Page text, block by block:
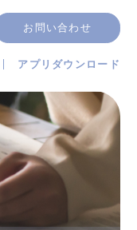
お問い合わせ
アプリダウンロード